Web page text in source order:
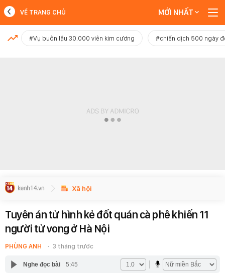
MỚI NHẤT
VỀ TRANG CHỦ MỚI NHẤT
#Vụ buôn lậu 30.000 viên kim cương #chiến dịch 500 ngày
Xã hội
Tuyên án tử hình kẻ đốt quán cà phê khiến 11
người tử vong ở Hà Nội
PHÙNG ANH 3 tháng trước
Nghe đọc bài 5:45